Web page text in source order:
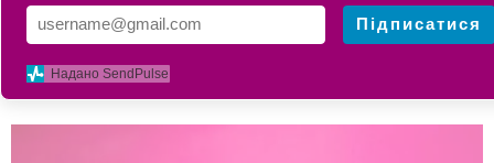
СОЛОДКИЙ ОКСАМИТ
Підписатися
Надано SendPulse